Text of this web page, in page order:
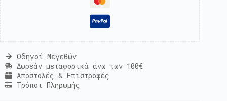
Οδηγοί Μεγεθών
Δωρεάν μεταφορικά άνω των 100€
Αποστολές & Επιστροφές
Τρόποι Πληρωμής